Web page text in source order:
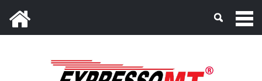
Mato Grosso, 06 de Agosto de 2026